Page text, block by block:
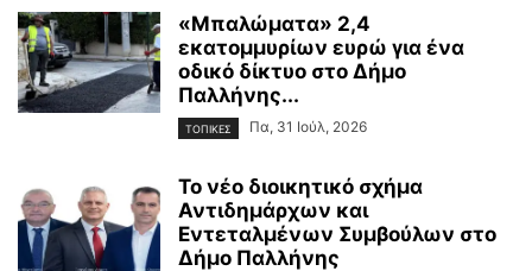
«Μπαλώματα» 2,4
εκατομμυρίων ευρώ για ένα
οδικό δίκτυο στο Δήμο
Παλλήνης...
ΤΟΠΙΚΕΣ Πα, 31 Ιούλ, 2026
Το νέο διοικητικό σχήμα
Αντιδημάρχων και
Εντεταλμένων Συμβούλων στο
Δήμο Παλλήνης